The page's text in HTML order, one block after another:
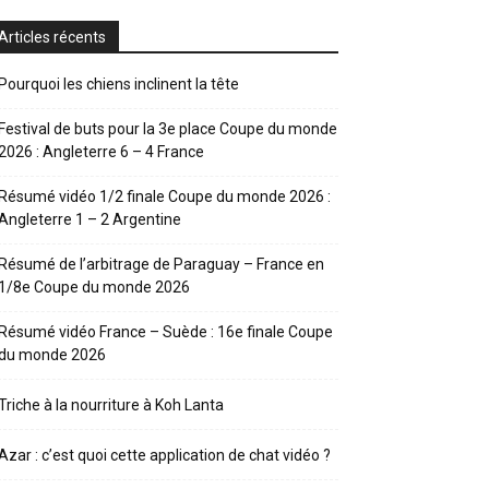
récents
les chiens inclinent la tête
de buts pour la 3e place Coupe du monde
: Angleterre 6 – 4 France
vidéo 1/2 finale Coupe du monde 2026 :
1 – 2 Argentine
de l’arbitrage de Paraguay – France en
8e Coupe du monde 2026
vidéo France – Suède : 16e finale Coupe
monde 2026
à la nourriture à Koh Lanta
: c’est quoi cette application de chat vidéo ?